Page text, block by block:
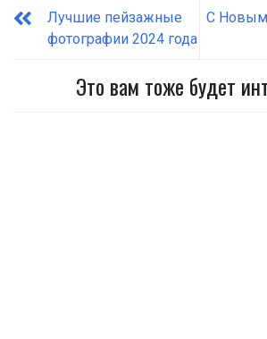
Лучшие пейзажные
фотографии 2024 года
С Новым
Это вам тоже будет